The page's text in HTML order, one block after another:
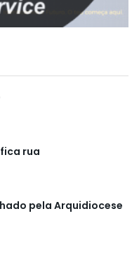
rua
pela Arquidiocese